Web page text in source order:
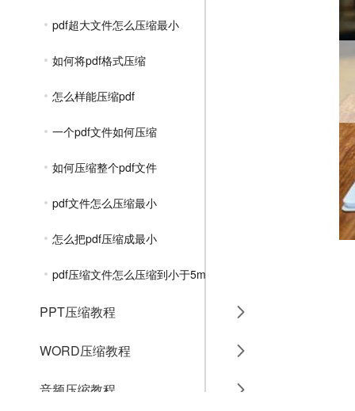
pdf超大文件怎么压缩最小
如何将pdf格式压缩
怎么样能压缩pdf
一个pdf文件如何压缩
如何压缩整个pdf文件
pdf文件怎么压缩最小
怎么把pdf压缩成最小
pdf压缩文件怎么压缩到小于5m
PPT压缩教程
WORD压缩教程
音频压缩教程